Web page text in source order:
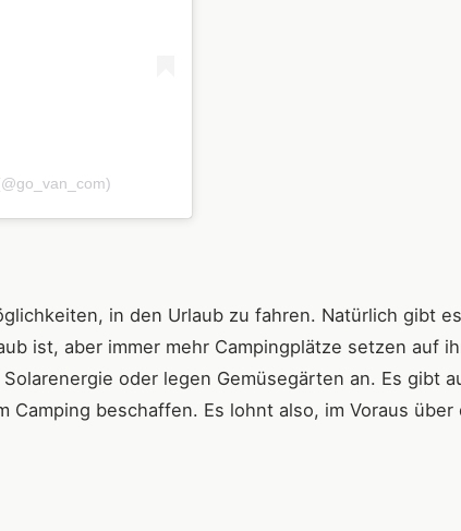
in den Urlaub zu fahren. Natürlich gibt
ist, aber immer mehr Campingplätze setzen auf
oder legen Gemüsegärten an. Es gibt
beschaffen. Es lohnt also, im Voraus über